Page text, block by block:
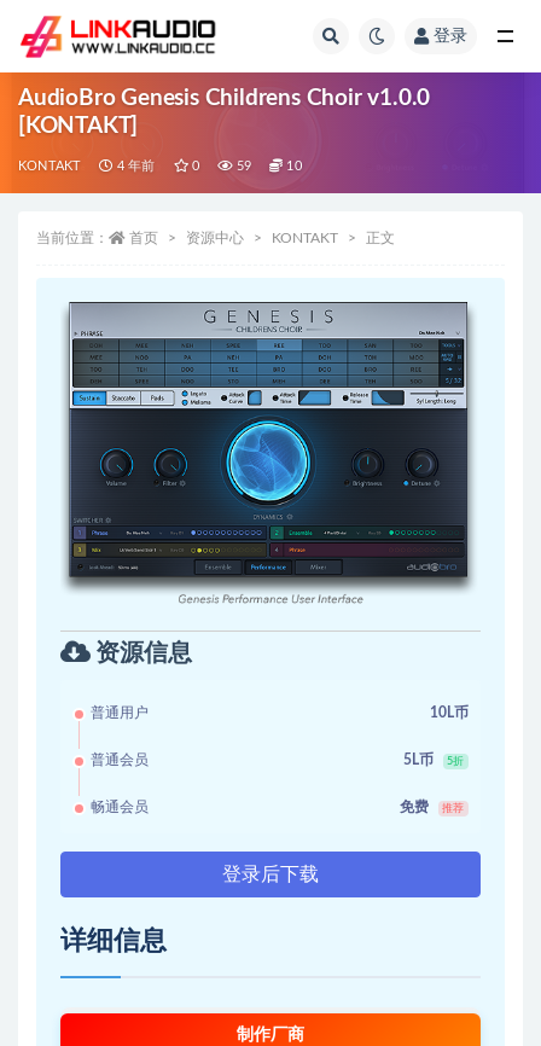
登录
AudioBro Genesis Childrens Choir v1.0.0
[KONTAKT]
KONTAKT 4 年前 0 59 10
当前位置： 首页 资源中心 KONTAKT 正文
资源信息
普通用户 10L币
普通会员 5L币 5折
畅通会员 免费 推荐
登录后下载
详细信息
制作厂商